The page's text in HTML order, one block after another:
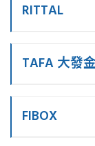
RITTAL
TAFA 大發
FIBOX